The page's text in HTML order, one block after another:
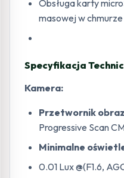
Obsługa karty
masowej w
Specyfikacja
Kamera:
Przetwornik
Progressive Scan
Minimalne
0.01 Lux @(F1.6,